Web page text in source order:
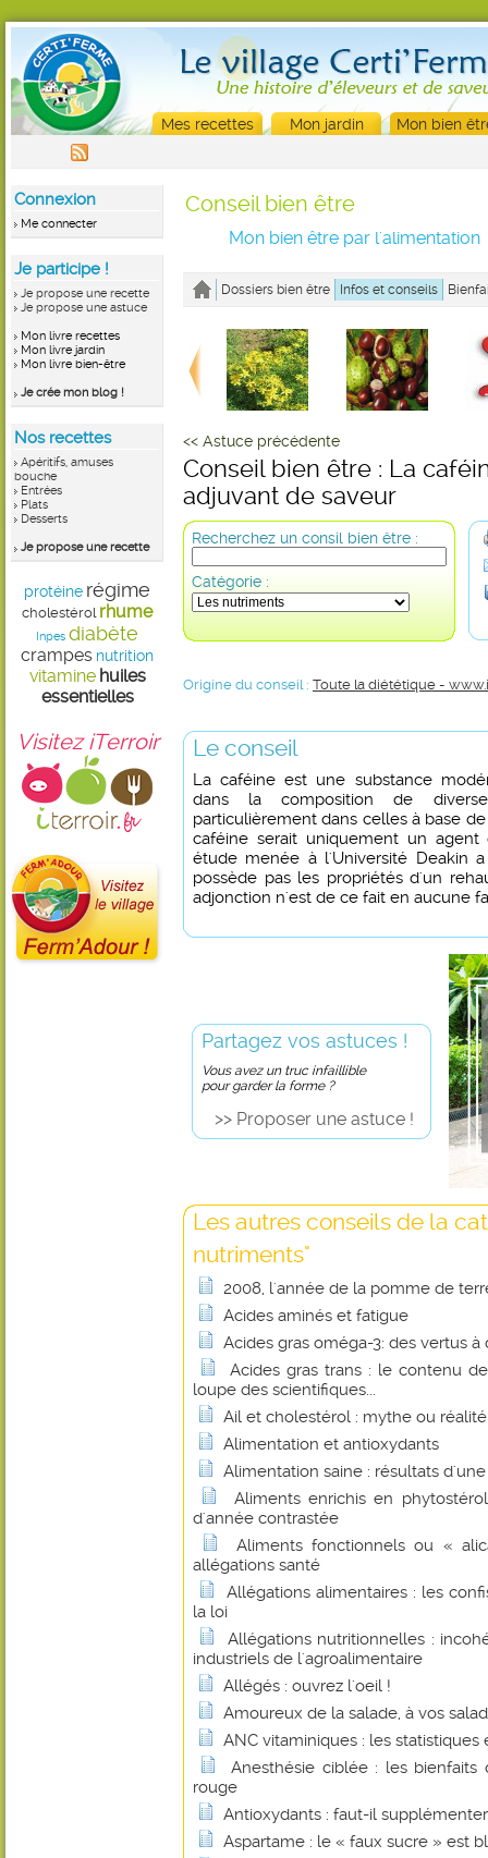
Mes recettes Mon jardin Mon bien
Connexion
Me connecter
Je participe !
Je propose une recette
Je propose une astuce
Mon livre recettes
Mon livre jardin
Mon livre bien-être
Je crée mon blog !
Nos recettes
Apéritifs, amuses
bouche
Entrées
Plats
Desserts
Je propose une recette
protéine régime
cholestérol rhume
Inpes diabète
crampes nutrition
vitamine huiles
essentielles
Visitez iTerroir
Conseil bien être
Mon bien être par l'alimentation
Dossiers bien être Infos et conseils
<< Astuce précédente
Conseil bien être : La
adjuvant de saveur
Recherchez un consil bien être :
Catégorie :
Origine du conseil : Toute la diététique -
Le conseil
La caféine est une substance
dans la composition de
particulièrement dans celles à base
caféine serait uniquement un agent
étude menée à l'Université Deakin
possède pas les propriétés d'un
adjonction n'est de ce fait en aucune
Partagez vos astuces !
Vous avez un truc infaillible
pour garder la forme ?
>> Proposer une astuce !
Les autres conseils de la
nutriments"
2008, l'année de la pomme de
Acides aminés et fatigue
Acides gras oméga-3: des vertus à
Acides gras trans : le contenu
loupe des scientifiques...
Ail et cholestérol : mythe ou réalité
Alimentation et antioxydants
Alimentation saine : résultats
Aliments enrichis en
d'année contrastée
Aliments fonctionnels ou «
allégations santé
Allégations alimentaires : les
la loi
Allégations nutritionnelles :
industriels de l'agroalimentaire
Allégés : ouvrez l'oeil !
Amoureux de la salade, à vos
ANC vitaminiques : les statistiques
Anesthésie ciblée : les
rouge
Antioxydants : faut-il
Aspartame : le « faux sucre » est